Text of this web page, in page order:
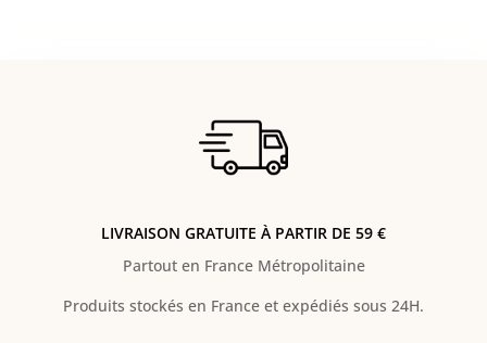
LIVRAISON GRATUITE À PARTIR DE 59 €
Partout en France Métropolitaine
Produits stockés en France et expédiés sous 24H.